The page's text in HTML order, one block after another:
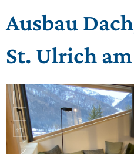
Ausbau
St. Ulrich